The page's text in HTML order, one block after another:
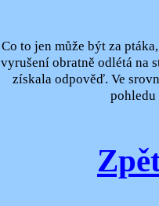
Co to jen může být za
vyrušení obratně odlétá na
získala odpověď. Ve
pohledu